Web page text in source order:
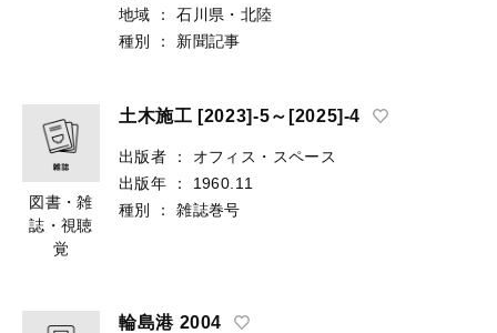
地域
：
石川県・北陸
種別
： 新聞記事
図書・雑
誌・視聴
覚
土木施工 [2023]-5～[2025]-4
出版者 ：
オフィス・スペース
出版年
：
1960.11
種別
： 雑誌巻号
輪島港 2004